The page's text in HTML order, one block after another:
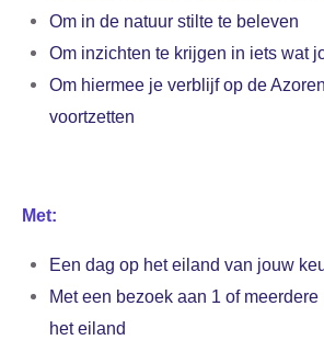
Om in de natuur stilte te beleven
Om inzichten te krijgen in iets wat
Om hiermee je verblijf op de
voortzetten
Met:
Een dag op het eiland van jouw
Met een bezoek aan 1 of
het eiland